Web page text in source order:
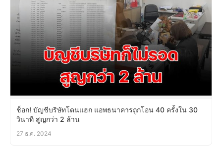
ช็อก! บัญชีบริษัทโดนแฮก แอพธนาคารถูกโอน 40 ครั้งใน 30
วินาที สูญกว่า 2 ล้าน
27 ธ.ค. 2024